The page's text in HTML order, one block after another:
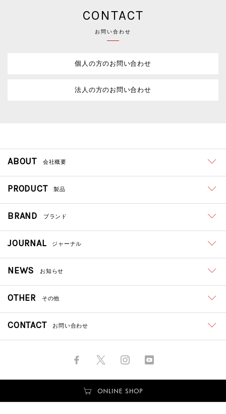
CONTACT
お問い合わせ
個人の方のお問い合わせ
法人の方のお問い合わせ
ABOUT 会社概要
PRODUCT 製品
BRAND ブランド
JOURNAL ジャーナル
NEWS お知らせ
OTHER その他
CONTACT お問い合わせ